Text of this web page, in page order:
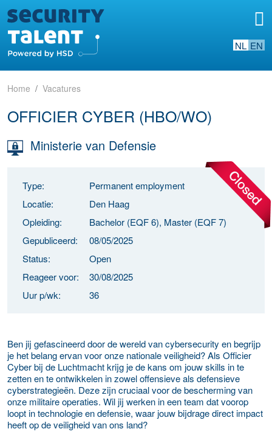
NL EN
Home Vacatures
OFFICIER CYBER (HBO/WO)
Ministerie van Defensie
Type:
Permanent employment
Locatie:
Den Haag
Opleiding:
Bachelor (EQF 6), Master (EQF 7)
Gepubliceerd:
08/05/2025
Status:
Open
Reageer voor:
30/08/2025
Uur p/wk:
36
Ben jij gefascineerd door de wereld van cybersecurity en begrijp
je het belang ervan voor onze nationale veiligheid? Als Officier
Cyber bij de Luchtmacht krijg je de kans om jouw skills in te
zetten en te ontwikkelen in zowel offensieve als defensieve
cyberstrategieën. Deze zijn cruciaal voor de bescherming van
onze militaire operaties. Wil jij werken in een team dat voorop
loopt in technologie en defensie, waar jouw bijdrage direct impact
heeft op de veiligheid van ons land?